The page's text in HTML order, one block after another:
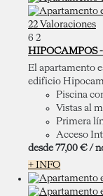
22 Valoraciones
6 2
HIPOCAMPOS -
El apartamento
edificio
Piscina
Vistas al
Primera
Acceso
desde 77,00 € /
+ INFO